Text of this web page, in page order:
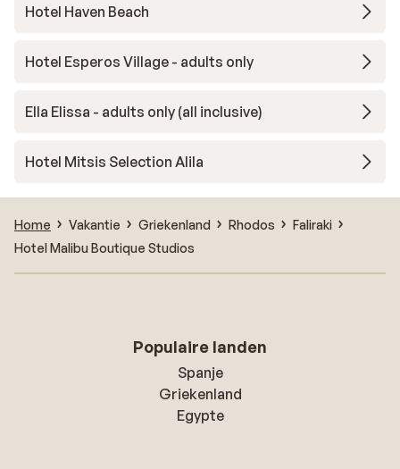
Hotel Haven Beach
Hotel Esperos Village - adults only
Ella Elissa - adults only (all inclusive)
Hotel Mitsis Selection Alila
Home Vakantie Griekenland Rhodos
Faliraki
Hotel Malibu Boutique Studios
Populaire landen
Spanje
Griekenland
Egypte